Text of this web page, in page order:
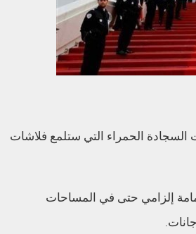
السجادة الحمراء التي ستلمع فلاشات
إلزامي حتى في المساحات